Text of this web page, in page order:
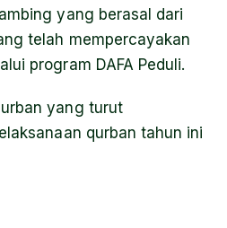
yang berasal dari
telah mempercayakan
program DAFA Peduli.
yang turut
qurban tahun ini